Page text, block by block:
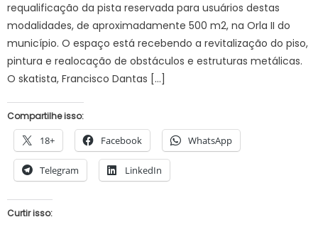
requalificação da pista reservada para usuários destas
modalidades, de aproximadamente 500 m2, na Orla II do
município. O espaço está recebendo a revitalização do piso,
pintura e realocação de obstáculos e estruturas metálicas.
O skatista, Francisco Dantas […]
Compartilhe isso:
18+ Facebook WhatsApp
Telegram LinkedIn
Curtir isso: